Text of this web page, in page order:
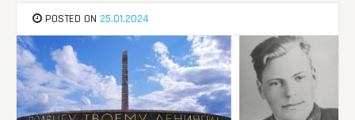
POSTED ON 25.01.2024